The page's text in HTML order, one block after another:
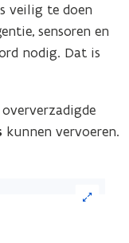
veilig te doen
sensoren en
nodig. Dat is
kunnen vervoeren.